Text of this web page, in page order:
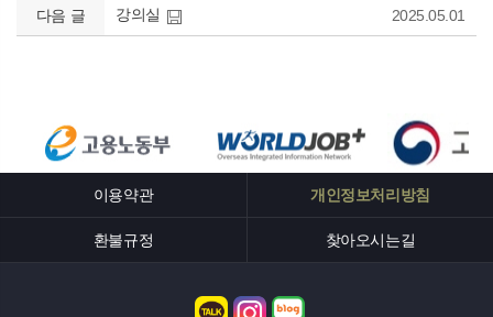
다음 글 강의실 2025.05.01
이용약관 개인정보처리방침
환불규정 찾아오시는길